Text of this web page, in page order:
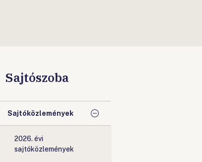
Sajtószoba
Sajtóközlemények
2026. évi
sajtóközlemények